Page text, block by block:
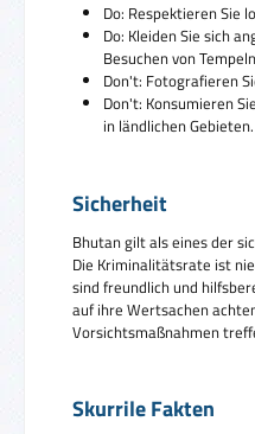
Do: Respektieren Sie
Do: Kleiden Sie sich
Besuchen von
Don't: Fotografieren
Don't: Konsumieren
in ländlichen Gebieten.
Sicherheit
Bhutan gilt als eines der
Die Kriminalitätsrate ist
sind freundlich und
auf ihre Wertsachen
Vorsichtsmaßnahmen
Skurrile Fakten